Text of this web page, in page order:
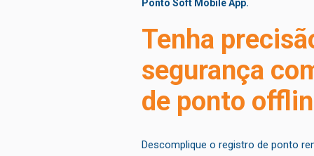
Ponto Soft Mobile App.
Tenha
segurança
de ponto
Descomplique o registro de ponto